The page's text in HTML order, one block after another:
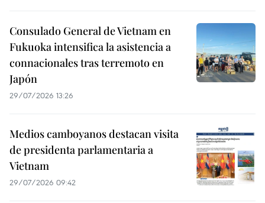
Consulado General de Vietnam en
Fukuoka intensifica la asistencia a
connacionales tras terremoto en
Japón
29/07/2026 13:26
Medios camboyanos destacan visita
de presidenta parlamentaria a
Vietnam
29/07/2026 09:42